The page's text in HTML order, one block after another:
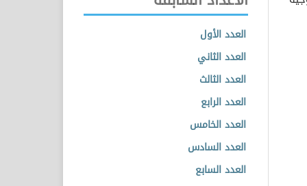
العدد الأول
العدد الثاني
العدد الثالث
العدد الرابع
العدد الخامس
العدد السادس
العدد السابع